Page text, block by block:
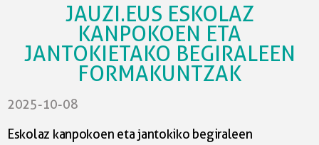
JAUZI.EUS ESKOLAZ
KANPOKOEN ETA
JANTOKIETAKO BEGIRALEEN
FORMAKUNTZAK
2025-10-08
Eskolaz kanpokoen eta jantokiko begiraleen